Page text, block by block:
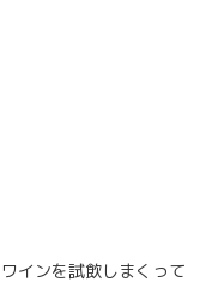
インを試飲しまくって